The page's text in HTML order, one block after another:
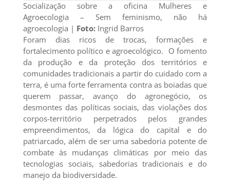
Socialização sobre a oficina Mulheres e
Agroecologia – Sem feminismo, não há
agroecologia | Foto:Ingrid Barros
Foram dias ricos de trocas, formações e
fortalecimento político e agroecológico. O fomento
da produção e da proteção dos territórios e
comunidades tradicionais a partir do cuidado com a
terra, é uma forte ferramenta contra as boiadas que
querem passar, avanço do agronegócio, os
desmontes das políticas sociais, das violações dos
corpos-território perpetrados pelos grandes
empreendimentos, da lógica do capital e do
patriarcado, além de ser uma sabedoria potente de
combate às mudanças climáticas por meio das
tecnologias sociais, sabedorias tradicionais e do
manejo da biodiversidade.